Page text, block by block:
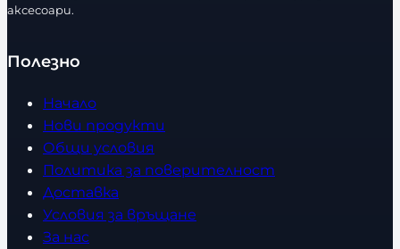
аксесоари.
Полезно
Начало
Нови продукти
Общи условия
Политика за поверителност
Доставка
Условия за връщане
За нас